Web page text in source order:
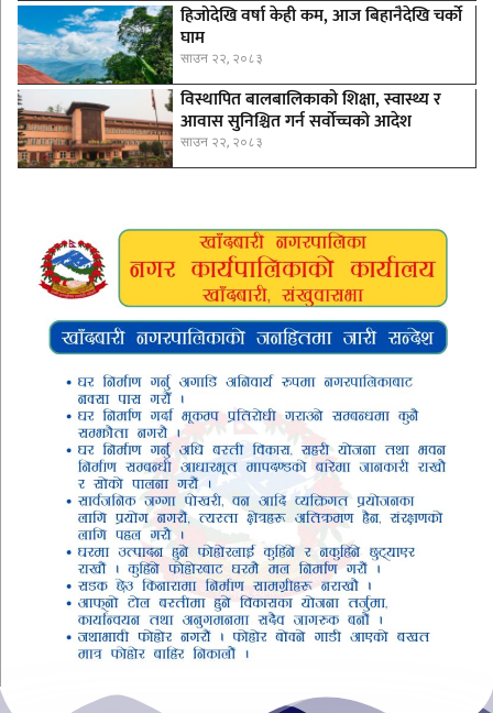
हिजोदेखि वर्षा केही कम, आज बिहानैदेखि चर्को
घाम
साउन २२, २०८३
विस्थापित बालबालिकाको शिक्षा, स्वास्थ्य र
आवास सुनिश्चित गर्न सर्वोच्चको आदेश
साउन २२, २०८३